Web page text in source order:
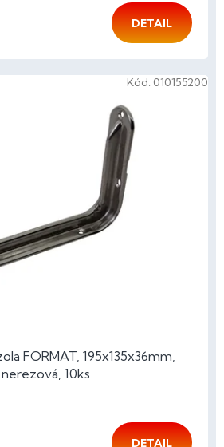
DETAIL
FORMAT, 195x135x36mm,
nerezová, 10ks
DETAIL
Kód: 010155200